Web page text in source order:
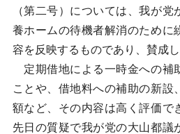
（第二号）については、我が
養ホームの待機者解消のために
容を反映するものであり、賛成し
定期借地による一時金への補
ことや、借地料への補助の新設
額など、その内容は高く評価で
先日の質疑で我が党の大山都議